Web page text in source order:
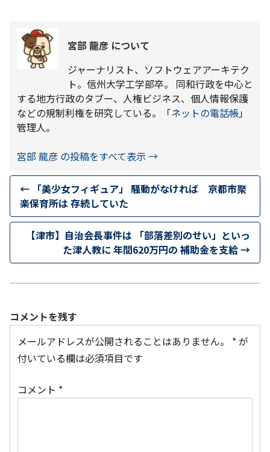
宮部 龍彦 について
ジャーナリスト、ソフトウェアアーキテク
ト。信州大学工学部卒。 同和行政を中心と
する地方行政のタブー、人権ビジネス、個人情報保護
などの規制利権を研究している。「ネットの電話帳」
管理人。
宮部 龍彦 の投稿をすべて表示 →
← 「美少女フィギュア」 騒動がなければ 京都市聚
楽保育所は 存続していた
【津市】自治会長事件は 「部落差別のせい」といっ
た津人教に 年間620万円の 補助金を支給→
コメントを残す
メールアドレスが公開されることはありません。
*が
付いている欄は必須項目です
コメント *